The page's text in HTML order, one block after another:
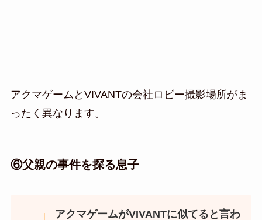
アクマゲームとVIVANTの会社ロビー撮影場所がま
ったく異なります。
⑥父親の事件を探る息子
アクマゲームがVIVANTに似てると言わ